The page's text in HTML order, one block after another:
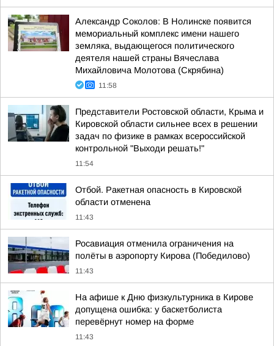
Александр Соколов: В Нолинске появится
мемориальный комплекс имени нашего
земляка, выдающегося политического
деятеля нашей страны Вячеслава
Михайловича Молотова (Скрябина)
11:58
Представители Ростовской области, Крыма и
Кировской области сильнее всех в решении
задач по физике в рамках всероссийской
контрольной "Выходи решать!"
11:54
Отбой. Ракетная опасность в Кировской
области отменена
11:43
Росавиация отменила ограничения на
полёты в аэропорту Кирова (Победилово)
11:43
На афише к Дню физкультурника в Кирове
допущена ошибка: у баскетболиста
перевёрнут номер на форме
11:43